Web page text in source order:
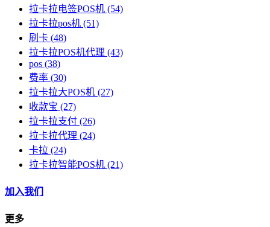
拉卡拉电签POS机 (54)
拉卡拉pos机 (51)
刷卡 (48)
拉卡拉POS机代理 (43)
pos (38)
费率 (30)
拉卡拉大POS机 (27)
收款宝 (27)
拉卡拉支付 (26)
拉卡拉代理 (24)
卡拉 (24)
拉卡拉智能POS机 (21)
加入我们
更多